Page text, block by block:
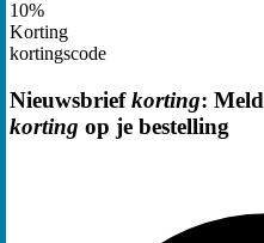
10%
Korting
kortingscode
Nieuwsbriefkorting:
korting op je bestelling